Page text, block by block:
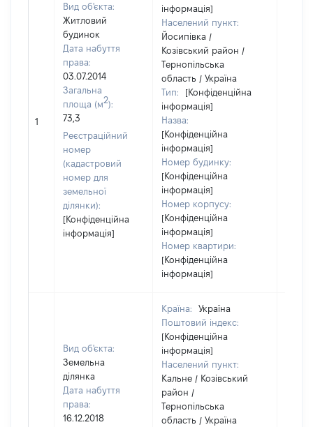
1
Вид об'єкта:
Житловий
будинок
Дата набуття
права:
03.07.2014
Загальна
площа (м2):
73,3
Реєстраційний
номер
(кадастровий
номер для
земельної
ділянки):
[Конфіденційна
інформація]
інформація]
Населений пункт:
Йосипівка /
Козівський район /
Тернопільська
область / Україна
Тип:
[Конфіденційна
інформація]
Назва:
[Конфіденційна
інформація]
Номер будинку:
[Конфіденційна
інформація]
Номер корпусу:
[Конфіденційна
інформація]
Номер квартири:
[Конфіденційна
інформація]
Вид об'єкта:
Земельна
ділянка
Дата набуття
права:
16.12.2018
Країна:
Україна
Поштовий індекс:
[Конфіденційна
інформація]
Населений пункт:
Кальне / Козівський
район /
Тернопільська
область / Україна